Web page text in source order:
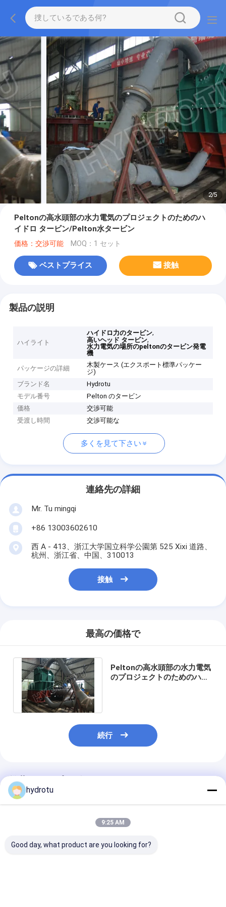
2/5
Peltonの高水頭部の水力電気のプロジェクトのためのハ
イドロ タービン/Pelton水タービン
価格：交渉可能 MOQ：1 セット
ベストプライス 接触
製品の説明
ハイライト
ハイドロ力のタービン,
高いヘッド タービン,
水力電気の場所のpeltonのタービン発電
機
パッケージの詳細
木製ケース (エクスポート標準パッケー
ジ)
ブランド名
Hydrotu
モデル番号
Pelton のタービン
価格
交渉可能
受渡し時間
交渉可能な
多くを見て下さい
連絡先の詳細
Mr. Tu mingqi
+86 13003602610
西 A - 413、浙江大学国立科学公園第 525 Xixi 道路、
杭州、浙江省、中国、310013
接触
最高の価格で
Peltonの高水頭部の水力電気
のプロジェクトのためのハイ
続行
推薦されたプロダクト
hydrotu
9:25 AM
Good day, what product are you looking for?